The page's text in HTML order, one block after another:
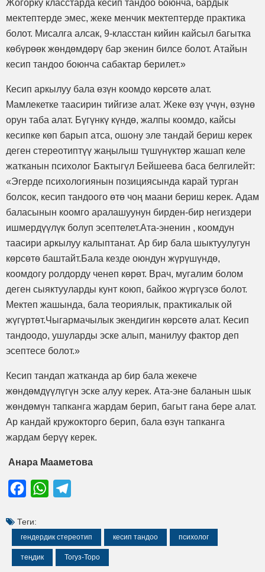
Жогорку класстарда кесип тандоо боюнча, бардык
мектептерде эмес, жеке менчик мектептерде практика
болот. Мисалга алсак, 9-класстан кийин кайсыл багытка
көбүрөөк жөндөмдөрү бар экенин билсе болот. Атайын
кесип тандоо боюнча сабактар берилет.»
Кесип аркылуу бала өзүн коомдо көрсөтө алат.
Мамлекетке таасирин тийгизе алат. Жеке өзү үчүн, өзүнө
орун таба алат. Бүгүнкү күндө, жалпы коомдо, кайсы
кесипке көп барып атса, ошону эле тандай бериш керек
деген стереотиптүү жаңылыш түшүнүктөр жашап келе
жатканын психолог Бактыгүл Бейшеева баса белгилейт:
«Эгерде психологиянын позициясында карай турган
болсок, кесип тандоого өтө чоң маани бериш керек. Адам
баласынын коомго аралашуунун бирден-бир негиздери
ишмердүүлүк болуп эсептелет.Ата-эненин , коомдун
таасири аркылуу калыптанат. Ар бир бала шыктуулугун
көрсөтө баштайт.Бала кезде оюндун жүрүшүндө,
коомдогу ролдорду ченеп көрөт. Врач, мугалим болом
деген сыяктууларды кунт коюп, байкоо жүргүзсө болот.
Мектеп жашында, бала теориялык, практикалык ой
жүгүртөт.Чыгармачылык экендигин көрсөтө алат. Кесип
тандоодо, ушуларды эске алып, манилуу фактор деп
эсептесе болот.»
Кесип тандап жатканда ар бир бала жекече
жөндөмдүүлүгүн эске алуу керек. Ата-эне баланын шык
жөндөмүн тапканга жардам берип, багыт гана бере алат.
Ар кандай кружокторго берип, бала өзүн тапканга
жардам берүү керек.
Анара Мааметова
FacebookWhatsApp
Теги:
гендердик стереотип кесип тандоо психолог
теңдик Тогуз-Торо